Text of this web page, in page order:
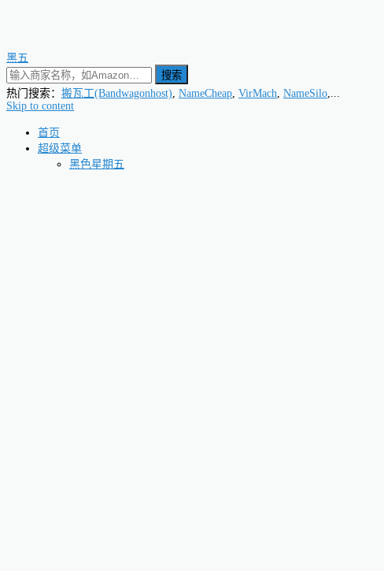
黑五
搜索
热门搜索： 搬瓦工(Bandwagonhost), NameCheap, VirMach, NameSilo,...
Skip to content
首页
超级菜单
黑色星期五